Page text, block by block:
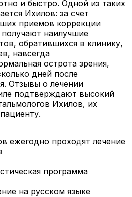
и быстро. Одной из таких
Ихилов: за счет
приемов коррекции
наилучшие
обратившихся в клинику,
навсегда
острота зрения,
дней после
Отзывы о лечении
подтверждают высокий
Ихилов, их
ежегодно проходят лечение
программа
на русском языке